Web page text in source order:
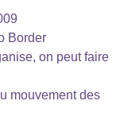
Border
on peut faire
mouvement des